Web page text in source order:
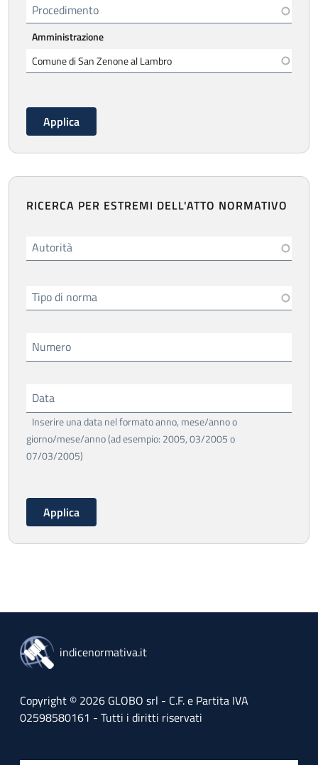
Procedimento
Amministrazione
RICERCA PER ESTREMI DELL'ATTO NORMATIVO
Autorità
Tipo di norma
Numero
Data
Inserire una data nel formato anno, mese/anno o
giorno/mese/anno (ad esempio: 2005, 03/2005 o
07/03/2005)
indicenormativa.it
Copyright © 2026 GLOBO srl - C.F. e Partita IVA
02598580161 - Tutti i diritti riservati